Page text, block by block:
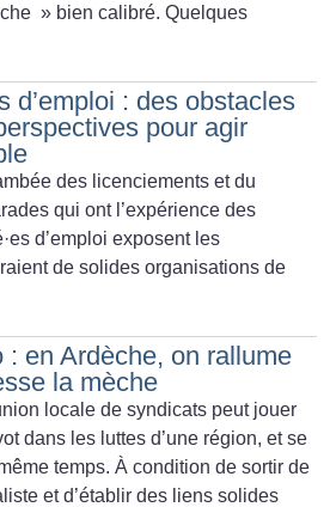
» bien calibré. Quelques
d’emploi : des obstacles
pour agir
des licenciements et du
qui ont l’expérience des
·es d’emploi exposent les
de solides organisations de
: en Ardèche, on rallume
la mèche
locale de syndicats peut jouer
dans les luttes d’une région, et se
temps. À condition de sortir de
et d’établir des liens solides